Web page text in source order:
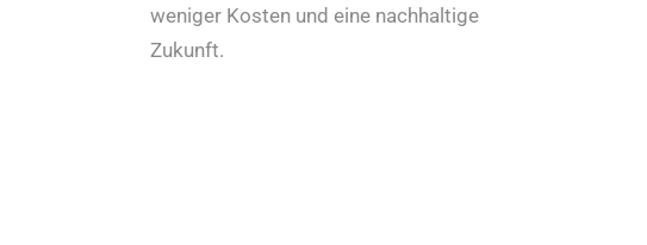
weniger Kosten und eine nachhaltige
Zukunft.